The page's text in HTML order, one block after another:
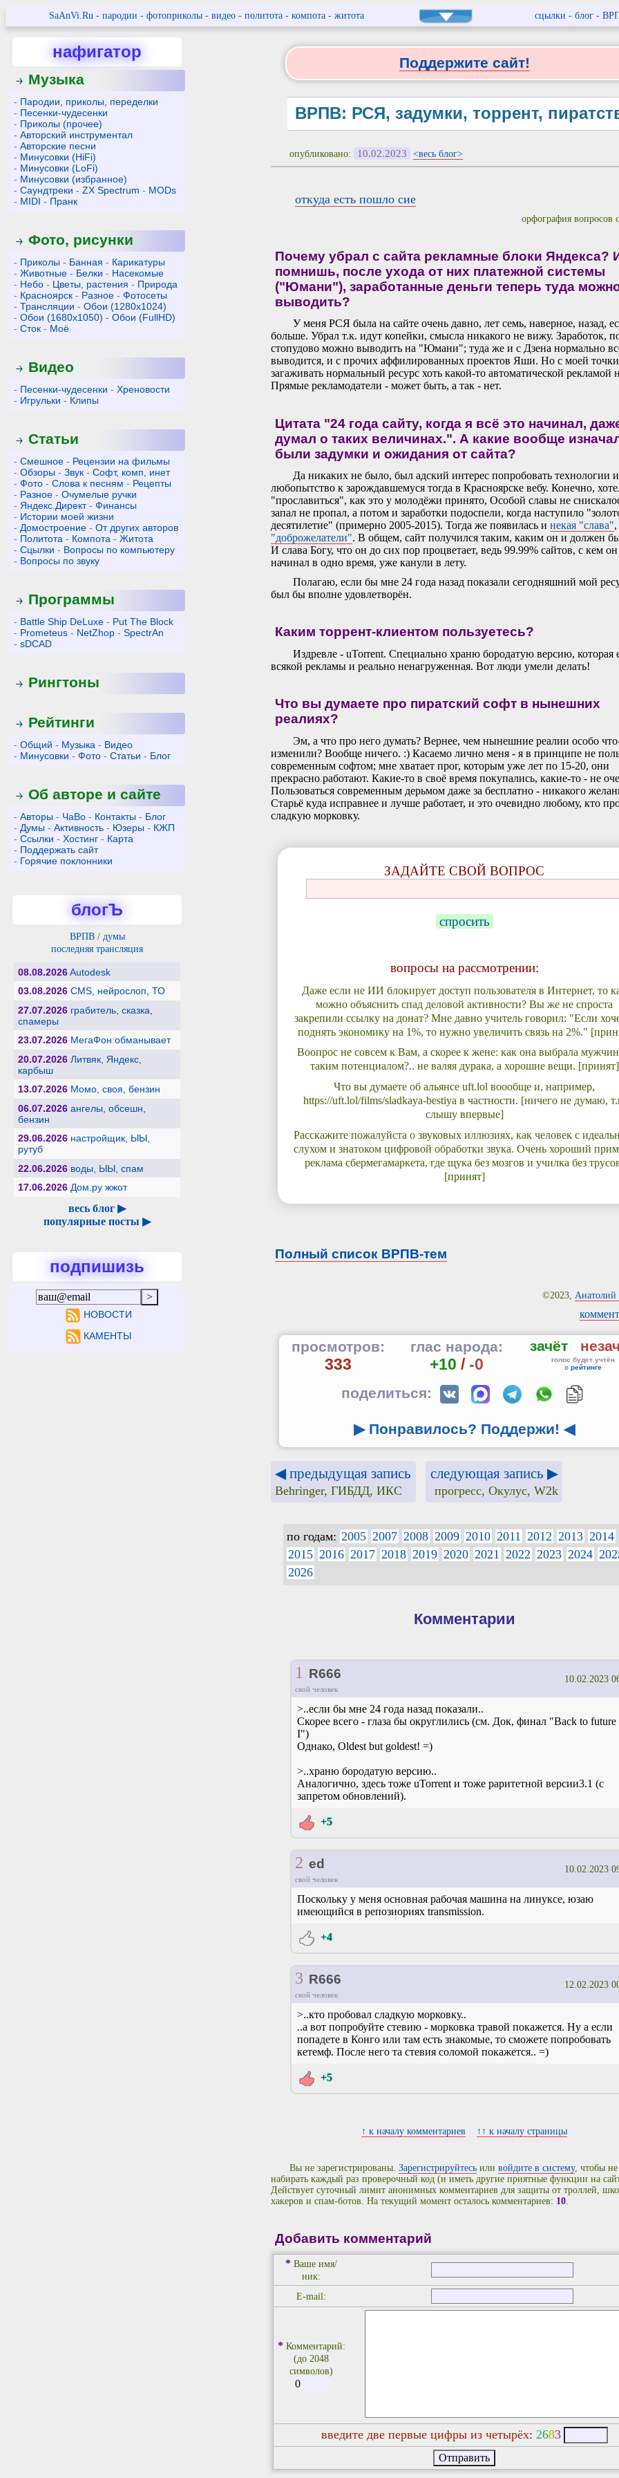
SaAnVi.Ru- пародии - фотоприколы- видео- политота- компота- житота сцылки - блог-
нафигатор
Музыка
- Пародии, приколы, переделки
- Песенки-чудесенки
- Приколы (прочее)
-Авторский инструментал
-Авторские песни
- Минусовки (HiFi)
- Минусовки (LoFi)
- Минусовки (избранное)
-Саундтреки -ZX Spectrum - MODs
- MIDI - Пранк
Фото, рисунки
- Приколы - Банная - Карикатуры
-Животные - Белки - Насекомые
- Небо - Цветы, растения - Природа
- Красноярск - Разное -Фотосеты
-Трансляции -Обои (1280x1024)
-Обои (1680x1050) -Обои (FullHD)
-Сток - Моё
Видео
- Песенки-чудесенки -Хреновости
- Игрульки - Клипы
Статьи
-Смешное - Рецензии на фильмы
-Обзоры -Звук -Софт, комп, инет
-Фото -Слова к песням - Рецепты
- Разное -Очумелые ручки
- Яндекс.Директ-Финансы
- Истории моей жизни
- Домостроение -От других авторов
- Политота - Компота -Житота
-Сцылки - Вопросы по компьютеру
- Вопросы по звуку
Программы
- Battle Ship DeLuxe - Put The Block
- Prometeus - NetZhop -SpectrAn
-sDCAD
Рингтоны
Рейтинги
-Общий - Музыка - Видео
- Минусовки -Фото -Статьи - Блог
Об авторе и сайте
-Авторы - ЧаВо - Контакты - Блог
- Думы -Активность - Юзеры - КЖП
-Ссылки -Хостинг - Карта
- Поддержать сайт
- Горячие поклонники
блогЪ
ВРПВ/ думы
последняя трансляция
08.08.2026Autodesk
03.08.2026 CMS, нейрослоп, ТО
27.07.2026 грабитель, сказка,
спамеры
23.07.2026 МегаФон обманывает
20.07.2026 Литвяк, Яндекс,
карбыш
13.07.2026 Момо, своя, бензин
06.07.2026 ангелы, обсешн,
бензин
29.06.2026 настройщик, ЫЫ,
рутуб
22.06.2026 воды, ЫЫ, спам
17.06.2026 Дом.ру жжот
весь блог ▶
популярные посты ▶
подпишизь
НОВОСТИ
КАМЕНТЫ
Поддержите сайт!
ВРПВ: РСЯ, задумки, торрент,
опубликовано: 10.02.2023 <весь блог>
откуда есть пошло сие
орфография вопросов
Почему убрал с сайта рекламные блоки Яндекса?
помнишь, после ухода от них платежной системы
("Юмани"), заработанные деньги теперь туда
выводить?
У меня РСЯ была на сайте очень давно, лет семь, наверное, назад,
больше. Убрал т.к. идут копейки, смысла никакого не вижу. Заработок,
стопудово можно выводить на "Юмани"; туда же и с Дзена нормально
выводится, и с прочих аффилированных проектов Яши. Но с моей точки
загаживать нормальный ресурс хоть какой-то автоматической рекламой
Прямые рекламодатели - может быть, а так - нет.
Цитата "24 года сайту, когда я всё это начинал,
думал о таких величинах.". А какие вообще
были задумки и ожидания от сайта?
Да никаких не было, был адский интерес попробовать технологии
любопытство к зарождавшемуся тогда в Красноярске вебу. Конечно,
"прославиться", как это у молодёжи принято, Особой славы не
запал не пропал, а потом и заработки подоспели, когда наступило
десятилетие" (примерно 2005-2015). Тогда же появилась и некая "слава"
"доброжелатели". В общем, сайт получился таким, каким он и должен
И слава Богу, что он до сих пор процветает, ведь 99.99% сайтов, с кем он
начинал в одно время, уже канули в лету.
Полагаю, если бы мне 24 года назад показали сегодняшний мой
был бы вполне удовлетворён.
Каким торрент-клиентом пользуетесь?
Издревле - uTorrent. Специально храню бородатую версию, которая
всякой рекламы и реально ненагруженная. Вот люди умели делать!
Что вы думаете про пиратский софт в нынешних
реалиях?
Эм, а что про него думать? Вернее, чем нынешние реалии особо
изменили? Вообще ничего. :) Касаемо лично меня - я в принципе не
современным софтом; мне хватает прог, которым уже лет по 15-20, они
прекрасно работают. Какие-то в своё время покупались, какие-то - не
Пользоваться современным дерьмом даже за бесплатно - никакого
Старьё куда исправнее и лучше работает, и это очевидно любому, кто
сладкую морковку.
ЗАДАЙТЕ СВОЙ ВОПРОС
спросить
вопросы на рассмотрении:
Даже если не ИИ блокирует доступ пользователя в Интернет, то
можно объяснить спад деловой активности? Вы же не спроста
закрепили ссылку на донат? Мне давно учитель говорил: "Если
поднять экономику на 1%, то нужно увеличить связь на 2%."
Воопрос не совсем к Вам, а скорее к жене: как она выбрала
таким потенциалом?.. не валяя дурака, а хорошие вещи. [принят]
Что вы думаете об альянсе uft.lol воообще и, например,
https://uft.lol/films/sladkaya-bestiya в частности. [ничего не думаю,
слышу впервые]
Расскажите пожалуйста о звуковых иллюзиях, как человек с
слухом и знатоком цифровой обработки звука. Очень хороший
реклама сбермегамаркета, где щука без мозгов и училка без
[принят]
Полный список ВРПВ-тем
©2023, Анатолий
просмотров:
333
глас народа:
+10 / -0
зачёт
голос будет учтён
в рейтинге
поделиться:
▶ Понравилось? Поддержи! ◀
◀ предыдущая запись
Behringer, ГИБДД, ИКС
следующая запись ▶
прогресс, Окулус, W2k
по годам: 2005 2007 2008 2009 2010 2011 2012 2013 2014
2015 2016 2017 2018 2019 2020 2021 2022 2023 2024
2026
Комментарии
1 R666
свой человек
10.02.2023
>..если бы мне 24 года назад показали..
Скорее всего - глаза бы округлились (см. Док, финал "Back to future
I")
Однако, Oldest but goldest! =)
>..храню бородатую версию..
Аналогично, здесь тоже uTorrent и тоже раритетной версии3.1 (с
запретом обновлений).
+5
2 ed
свой человек
10.02.2023
Поскольку у меня основная рабочая машина на линуксе, юзаю
имеющийся в репозиориях transmission.
+4
3 R666
свой человек
12.02.2023
>..кто пробовал сладкую морковку..
..а вот попробуйте стевию - морковка травой покажется. Ну а если
попадете в Конго или там есть знакомые, то сможете попробовать
кетемф. После него та стевия соломой покажется.. =)
+5
↑ к началу комментариев ↑↑ к началу страницы
Вы не зарегистрированы.Зарегистрируйтесь иливойдите в систему, чтобы не
набирать каждый раз проверочный код (и иметь другие приятные функции на
Действует суточный лимит анонимных комментариев для защиты от троллей,
хакеров и спам-ботов. На текущий момент осталось комментариев: 10
Добавить комментарий
* Ваше имя/
ник:
E-mail:
* Комментарий:
(до 2048
символов)
введите две первые цифры из четырёх: 2683